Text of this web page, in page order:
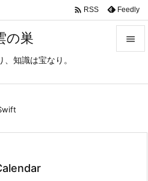
の巣
知識は宝なり。

 RSS Feedly